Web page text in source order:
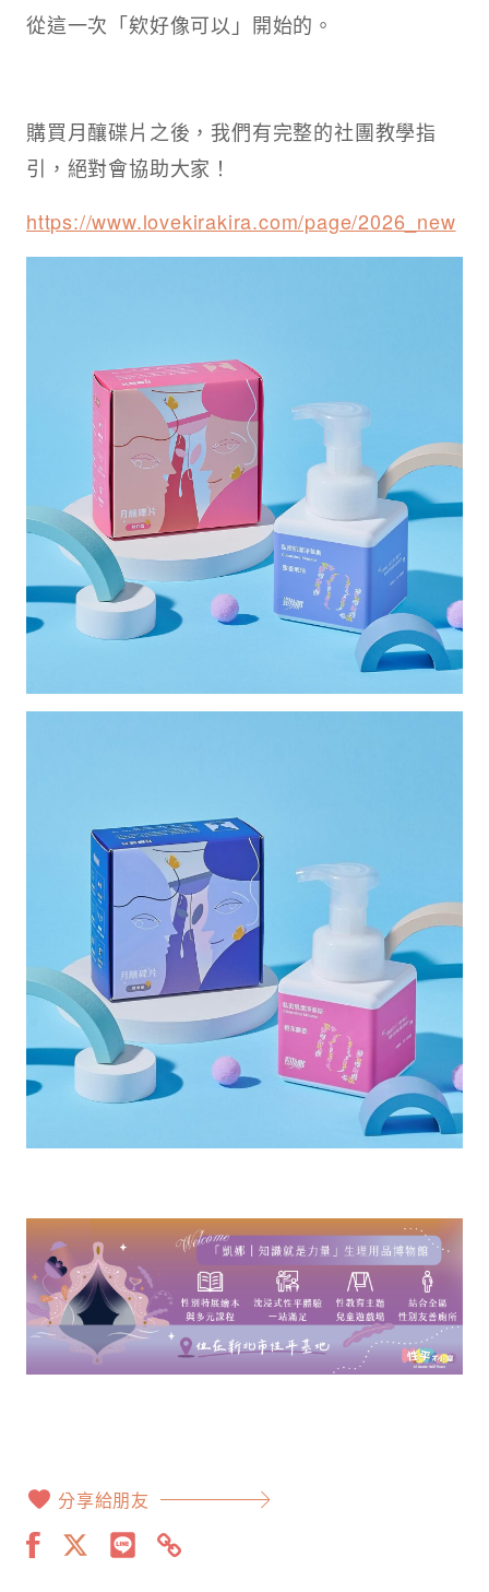
從這一次「欸好像可以」開始的。
購買月釀碟片之後，我們有完整的社團教學指
引，絕對會協助大家！
https://www.lovekirakira.com/page/2026_new
分享給朋友